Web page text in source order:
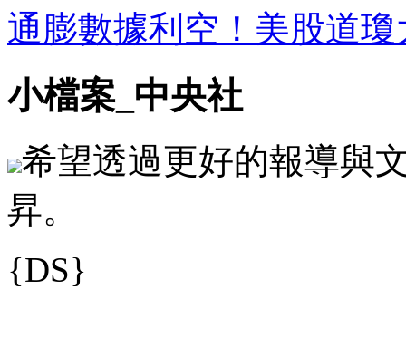
通膨數據利空！美股道
小檔案_中央社
希望透過更好的報導與
昇。
{DS}